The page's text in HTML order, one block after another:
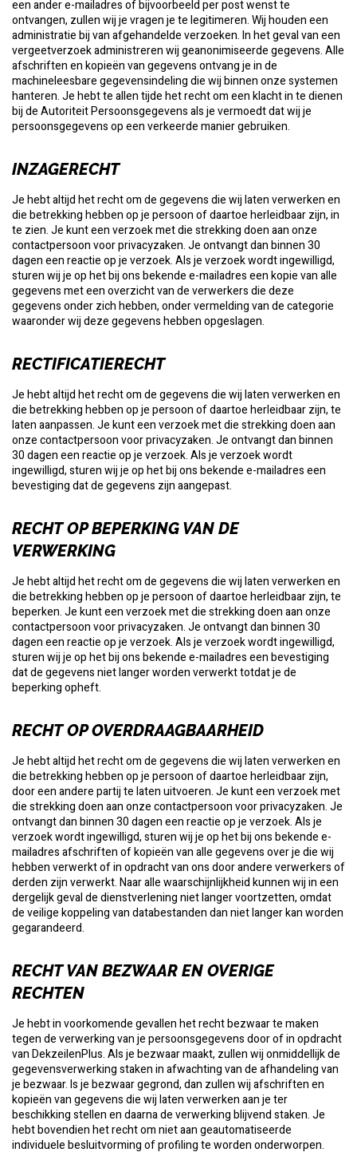
een ander e-mailadres of bijvoorbeeld per post wenst te
ontvangen, zullen wij je vragen je te legitimeren. Wij houden een
administratie bij van afgehandelde verzoeken. In het geval van een
vergeetverzoek administreren wij geanonimiseerde gegevens. Alle
afschriften en kopieën van gegevens ontvang je in de
machineleesbare gegevensindeling die wij binnen onze systemen
hanteren. Je hebt te allen tijde het recht om een klacht in te dienen
bij de Autoriteit Persoonsgegevens als je vermoedt dat wij je
persoonsgegevens op een verkeerde manier gebruiken.
INZAGERECHT
Je hebt altijd het recht om de gegevens die wij laten verwerken en
die betrekking hebben op je persoon of daartoe herleidbaar zijn, in
te zien. Je kunt een verzoek met die strekking doen aan onze
contactpersoon voor privacyzaken. Je ontvangt dan binnen 30
dagen een reactie op je verzoek. Als je verzoek wordt ingewilligd,
sturen wij je op het bij ons bekende e-mailadres een kopie van alle
gegevens met een overzicht van de verwerkers die deze
gegevens onder zich hebben, onder vermelding van de categorie
waaronder wij deze gegevens hebben opgeslagen.
RECTIFICATIERECHT
Je hebt altijd het recht om de gegevens die wij laten verwerken en
die betrekking hebben op je persoon of daartoe herleidbaar zijn, te
laten aanpassen. Je kunt een verzoek met die strekking doen aan
onze contactpersoon voor privacyzaken. Je ontvangt dan binnen
30 dagen een reactie op je verzoek. Als je verzoek wordt
ingewilligd, sturen wij je op het bij ons bekende e-mailadres een
bevestiging dat de gegevens zijn aangepast.
RECHT OP BEPERKING VAN DE
VERWERKING
Je hebt altijd het recht om de gegevens die wij laten verwerken en
die betrekking hebben op je persoon of daartoe herleidbaar zijn, te
beperken. Je kunt een verzoek met die strekking doen aan onze
contactpersoon voor privacyzaken. Je ontvangt dan binnen 30
dagen een reactie op je verzoek. Als je verzoek wordt ingewilligd,
sturen wij je op het bij ons bekende e-mailadres een bevestiging
dat de gegevens niet langer worden verwerkt totdat je de
beperking opheft.
RECHT OP OVERDRAAGBAARHEID
Je hebt altijd het recht om de gegevens die wij laten verwerken en
die betrekking hebben op je persoon of daartoe herleidbaar zijn,
door een andere partij te laten uitvoeren. Je kunt een verzoek met
die strekking doen aan onze contactpersoon voor privacyzaken. Je
ontvangt dan binnen 30 dagen een reactie op je verzoek. Als je
verzoek wordt ingewilligd, sturen wij je op het bij ons bekende e-
mailadres afschriften of kopieën van alle gegevens over je die wij
hebben verwerkt of in opdracht van ons door andere verwerkers of
derden zijn verwerkt. Naar alle waarschijnlijkheid kunnen wij in een
dergelijk geval de dienstverlening niet langer voortzetten, omdat
de veilige koppeling van databestanden dan niet langer kan worden
gegarandeerd.
RECHT VAN BEZWAAR EN OVERIGE
RECHTEN
Je hebt in voorkomende gevallen het recht bezwaar te maken
tegen de verwerking van je persoonsgegevens door of in opdracht
van DekzeilenPlus. Als je bezwaar maakt, zullen wij onmiddellijk de
gegevensverwerking staken in afwachting van de afhandeling van
je bezwaar. Is je bezwaar gegrond, dan zullen wij afschriften en
kopieën van gegevens die wij laten verwerken aan je ter
beschikking stellen en daarna de verwerking blijvend staken. Je
hebt bovendien het recht om niet aan geautomatiseerde
individuele besluitvorming of profiling te worden onderworpen.